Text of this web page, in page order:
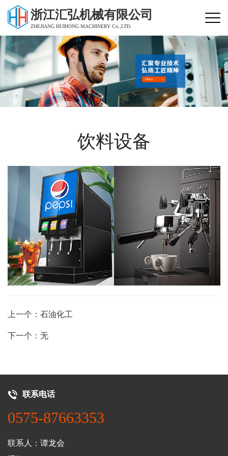
浙江汇弘机械有限公司
ZHEJIANG HUIHONG MACHINERY Co.,LTD.
饮料设备
上一个：石油化工
下一个：无
联系电话
0575-87663353
联系人：谭龙会